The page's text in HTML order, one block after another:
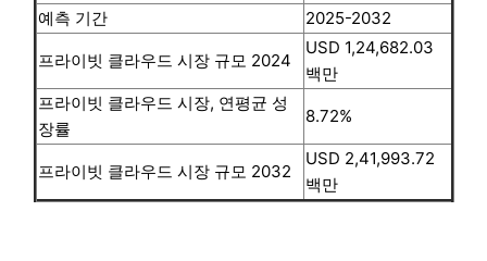
예측 기간
2025-2032
프라이빗 클라우드 시장 규모 2024
USD 1,24,682.03
백만
프라이빗 클라우드 시장, 연평균 성
장률
8.72%
프라이빗 클라우드 시장 규모 2032
USD 2,41,993.72
백만